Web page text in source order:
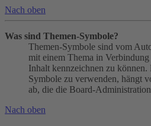
Nach oben
Was sind Themen-Symbole?
Themen-Symbole sind vom
mit einem Thema in Verbindung
Inhalt kennzeichnen zu
Symbole zu verwenden, hängt
ab, die die Board-Administration
Nach oben